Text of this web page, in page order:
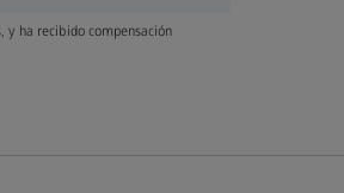
y ha recibido compensación